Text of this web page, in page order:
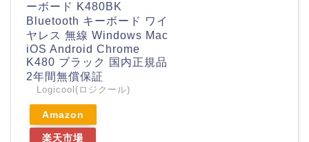
ーボード K480BK
Bluetooth キーボード ワイ
ヤレス 無線 Windows Mac
iOS Android Chrome
K480 ブラック 国内正規品
2年間無償保証
Logicool(ロジクール)
Amazon
楽天市場